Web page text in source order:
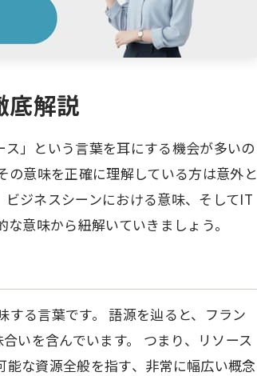
底解説
」という言葉を耳にする機会が多いの
意味を正確に理解している方は意外と
ジネスシーンにおける意味、そしてIT
意味から紐解いていきましょう。
る言葉です。 語源を辿ると、フラン
いを含んでいます。 つまり、リソース
な資源全般を指す、非常に幅広い概念